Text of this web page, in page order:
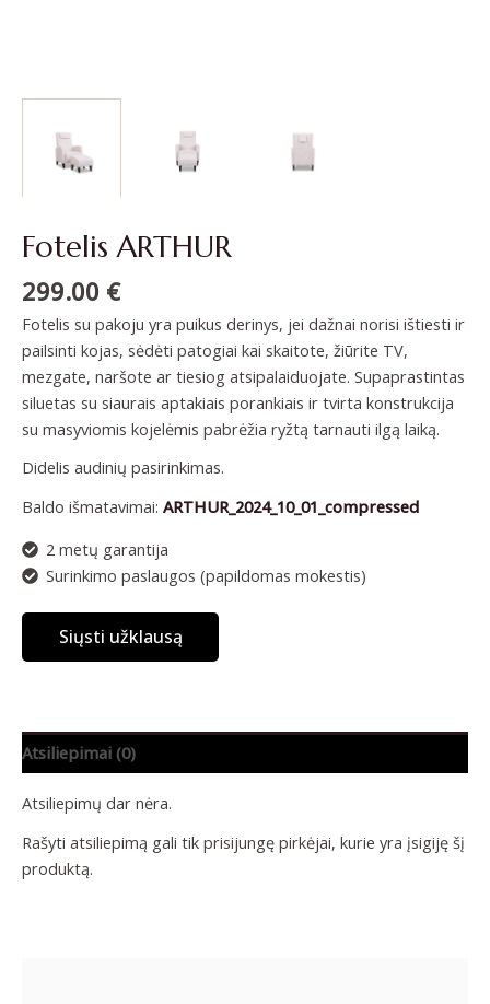
Fotelis ARTHUR
299.00 €
Fotelis su pakoju yra puikus derinys, jei dažnai norisi ištiesti ir
pailsinti kojas, sėdėti patogiai kai skaitote, žiūrite TV,
mezgate, naršote ar tiesiog atsipalaiduojate. Supaprastintas
siluetas su siaurais aptakiais porankiais ir tvirta konstrukcija
su masyviomis kojelėmis pabrėžia ryžtą tarnauti ilgą laiką.
Didelis audinių pasirinkimas.
Baldo išmatavimai: ARTHUR_2024_10_01_compressed
2 metų garantija
Surinkimo paslaugos (papildomas mokestis)
Siųsti užklausą
Atsiliepimai (0)
Atsiliepimų dar nėra.
Rašyti atsiliepimą gali tik prisijungę pirkėjai, kurie yra įsigiję šį
produktą.